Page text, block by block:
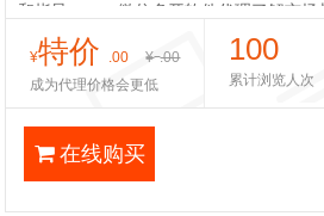
和指导：一、微信多开软件代理了解市
软件之前，首先要了解市场需求。随着社
可能需要同时管理
¥特价 .00 ¥ .00
成为代理价格会更低
100
累计浏览人次
在线购买